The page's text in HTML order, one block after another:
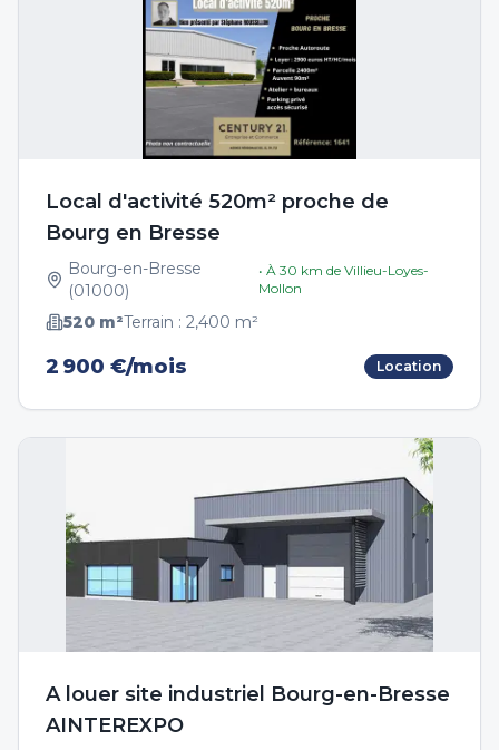
Local d'activité 520m² proche de
Bourg en Bresse
Bourg-en-Bresse
(01000)
• À30 km deVillieu-Loyes-
Mollon
520 m²Terrain : 2,400 m²
2 900 €/mois Location
A louer site industriel Bourg-en-Bresse
AINTEREXPO